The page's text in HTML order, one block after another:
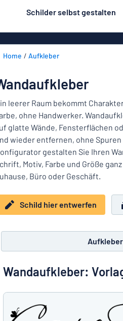
springen
Schilder selbst gestalten
Herstellung
Haus und Heim
Kennzeichnung
Namensschilder
Aufkleber
Verkehr und Fahrzeuge
Industrie und Fertigung
Büro & Arbeitsplatz
Unsere
Bestseller
Material
Herstellung
Haus
und
Heim
Namensschilder
Alle Kategorien anzeigen
Kundenservice
zum
entwerfen
Home Aufkleber
leerer Raum bekommt
ohne Handwerker.
glatte Wände, Fensterflächen
wieder entfernen, ohne
gestalten Sie Ihren
Motiv, Farbe und Größe
Büro oder Geschäft.
Schild hier entwerfen
Aufkleber
Wandaufkleber: